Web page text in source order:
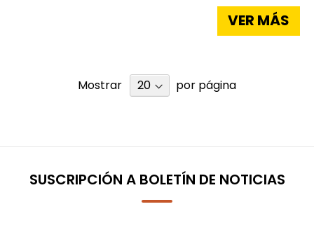
VER MÁS
Mostrar por página
SUSCRIPCIÓN A BOLETÍN DE NOTICIAS